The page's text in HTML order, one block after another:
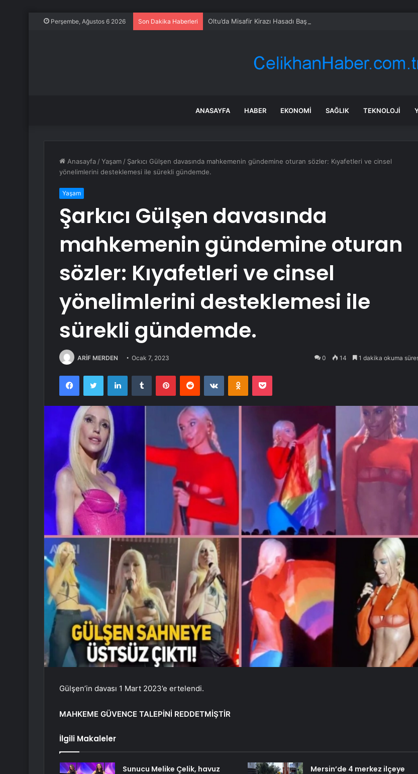
Perşembe, Ağustos 6 2026 Son Dakika Haberleri Oltu’da Misafir Kirazı Hasadı Başladı
ANASAYFA HABER EKONOMI SAĞLIK TEKNOLOJI
Anasayfa /Yaşam / Şarkıcı Gülşen davasında mahkemenin gündemine oturan sözler: Kıyafetleri ve cinsel
yönelimlerini desteklemesi ile sürekli gündemde.
Yaşam
Şarkıcı Gülşen davasında
mahkemenin gündemine oturan
sözler: Kıyafetleri ve cinsel
yönelimlerini desteklemesi ile
sürekli gündemde.
ARİF MERDEN Ocak 7, 2023 0 14 1 dakika okuma
FacebookTwitter LinkedInTumblr PinterestReddit VKontakteOdnoklassniki
Pocket
Gülşen’in davası 1 Mart 2023’e ertelendi.
MAHKEME GÜVENCE TALEPİNİ REDDETMİŞTİR
İlgili Makaleler
Sunucu Melike Çelik, havuz
Mersin’de 4 merkez ilçeye